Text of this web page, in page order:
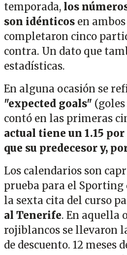
temporada,los
son idénticos en
completaron cinco
contra. Un dato que
estadísticas.
En alguna ocasión se
"expected goals"
contó en las primeras
actual tiene un 1.15
que su predecesor y,
Los calendarios son
prueba para el Sporting
la sexta cita del curso
al Tenerife. En aquella
rojiblancos se llevaron
de descuento. 12 meses